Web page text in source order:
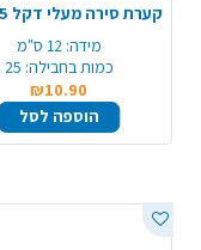
מידה: 12 ס"מ
כמות בחבילה: 25
₪10.90
הוספה לסל